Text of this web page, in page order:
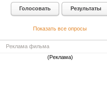
Показать все опросы
Реклама фильма
(Реклама)